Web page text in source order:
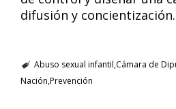
difusión y concientización.
Abuso sexual infantil Cámara de
Nación Prevención